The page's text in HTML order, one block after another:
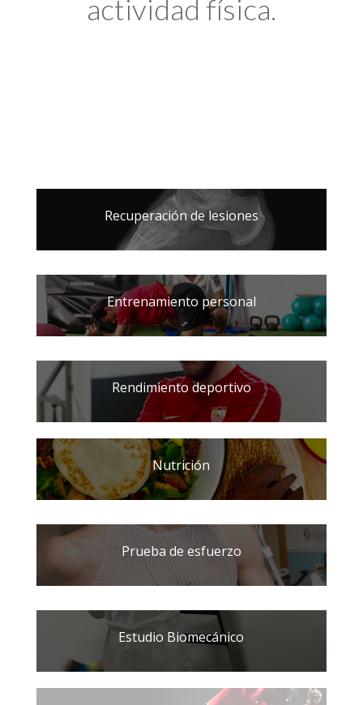
actividad física.
Recuperación de lesiones
Entrenamiento personal
Rendimiento deportivo
Nutrición
Prueba de esfuerzo
Estudio Biomecánico